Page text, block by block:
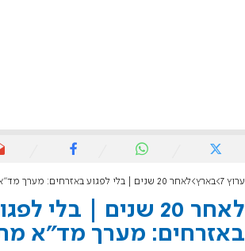
ערוץ 7 בארץ לאחר 20 שנים | בלי לפגוע באזרחים: מערך מד"א מתחזק
לאחר 20 שנים | בלי
באזרחים: מערך מד"א